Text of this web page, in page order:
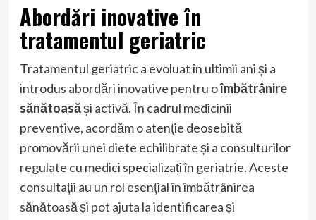
Abordări inovative în
tratamentul geriatric
Tratamentul geriatric a evoluat în ultimii ani și a
introdus abordări inovative pentru oîmbătrânire
sănătoasăși activă. În cadrul medicinii
preventive, acordăm o atenție deosebită
promovării unei diete echilibrate și a consulturilor
regulate cu medici specializați în geriatrie. Aceste
consultații au un rol esențial în îmbătrânirea
sănătoasă și pot ajuta la identificarea și